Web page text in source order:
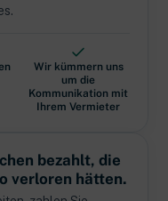
Wir kümmern uns
um die
Kommunikation mit
Ihrem Vermieter
bezahlt, die
verloren hätten.